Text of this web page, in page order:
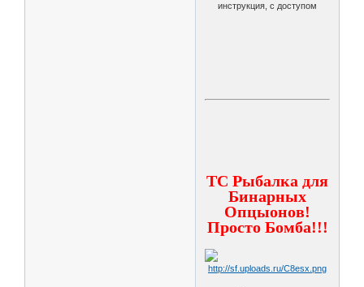
инструкция, с доступом
ТС Рыбалка для
Бинарных
Опцыонов!
Просто Бомба!!!